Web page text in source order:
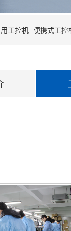
工控机 便携式工控